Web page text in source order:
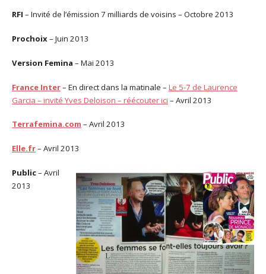
RFI – Invité de l’émission 7 milliards de voisins – Octobre 2013
Prochoix– Juin 2013
Version Femina – Mai 2013
France Inter– En direct dans la matinale – Le 5-7 de Laurence
Garcia – invité Yves Deloison – réécouter ici – Avril 2013
Terrafemina.com – Avril 2013
Elle.fr– Avril 2013
Public– Avril
2013